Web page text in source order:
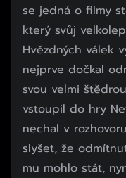
se jedná o filmy
který svůj
Hvězdných válek
nejprve dočkal
svou velmi
vstoupil do hry
nechal v
slyšet, že
mu mohlo stát,